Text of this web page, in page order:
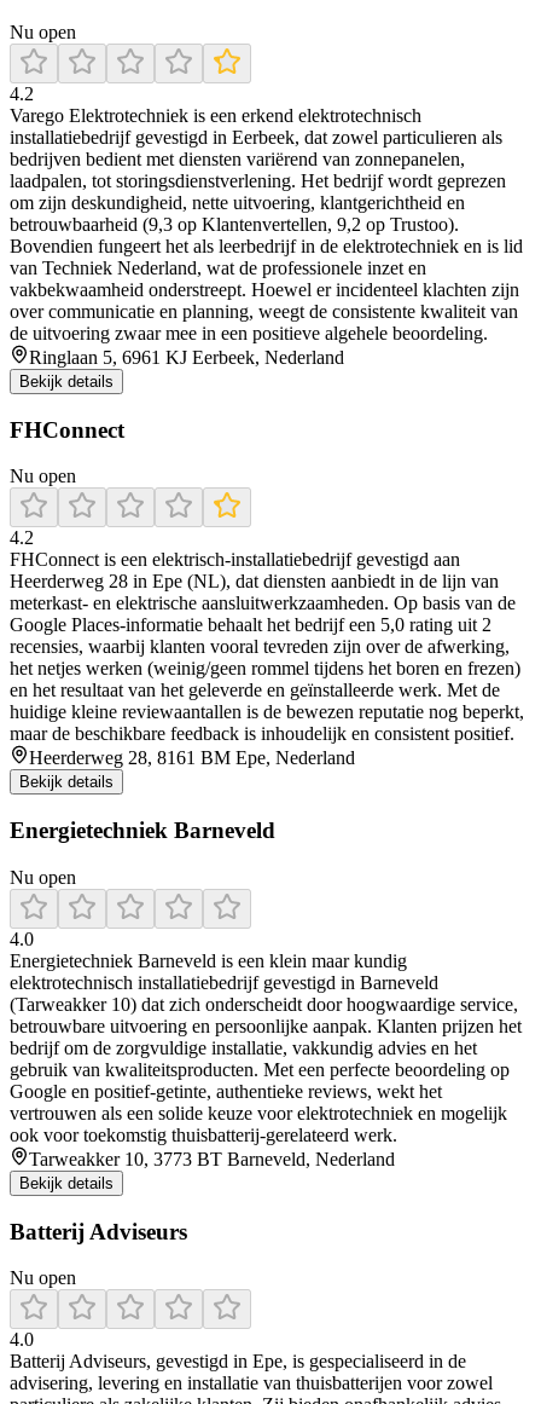
Nu open
4.2
Varego Elektrotechniek is een erkend elektrotechnisch
installatiebedrijf gevestigd in Eerbeek, dat zowel particulieren als
bedrijven bedient met diensten variërend van zonnepanelen,
laadpalen, tot storingsdienstverlening. Het bedrijf wordt geprezen
om zijn deskundigheid, nette uitvoering, klantgerichtheid en
betrouwbaarheid (9,3 op Klantenvertellen, 9,2 op Trustoo).
Bovendien fungeert het als leerbedrijf in de elektrotechniek en is lid
van Techniek Nederland, wat de professionele inzet en
vakbekwaamheid onderstreept. Hoewel er incidenteel klachten zijn
over communicatie en planning, weegt de consistente kwaliteit van
de uitvoering zwaar mee in een positieve algehele beoordeling.
Ringlaan 5, 6961 KJ Eerbeek, Nederland
Bekijk details
FHConnect
Nu open
4.2
FHConnect is een elektrisch-installatiebedrijf gevestigd aan
Heerderweg 28 in Epe (NL), dat diensten aanbiedt in de lijn van
meterkast- en elektrische aansluitwerkzaamheden. Op basis van de
Google Places-informatie behaalt het bedrijf een 5,0 rating uit 2
recensies, waarbij klanten vooral tevreden zijn over de afwerking,
het netjes werken (weinig/geen rommel tijdens het boren en frezen)
en het resultaat van het geleverde en geïnstalleerde werk. Met de
huidige kleine reviewaantallen is de bewezen reputatie nog beperkt,
maar de beschikbare feedback is inhoudelijk en consistent positief.
Heerderweg 28, 8161 BM Epe, Nederland
Bekijk details
Energietechniek Barneveld
Nu open
4.0
Energietechniek Barneveld is een klein maar kundig
elektrotechnisch installatiebedrijf gevestigd in Barneveld
(Tarweakker 10) dat zich onderscheidt door hoogwaardige service,
betrouwbare uitvoering en persoonlijke aanpak. Klanten prijzen het
bedrijf om de zorgvuldige installatie, vakkundig advies en het
gebruik van kwaliteitsproducten. Met een perfecte beoordeling op
Google en positief-getinte, authentieke reviews, wekt het
vertrouwen als een solide keuze voor elektrotechniek en mogelijk
ook voor toekomstig thuisbatterij-gerelateerd werk.
Tarweakker 10, 3773 BT Barneveld, Nederland
Bekijk details
Batterij Adviseurs
Nu open
4.0
Batterij Adviseurs, gevestigd in Epe, is gespecialiseerd in de
advisering, levering en installatie van thuisbatterijen voor zowel